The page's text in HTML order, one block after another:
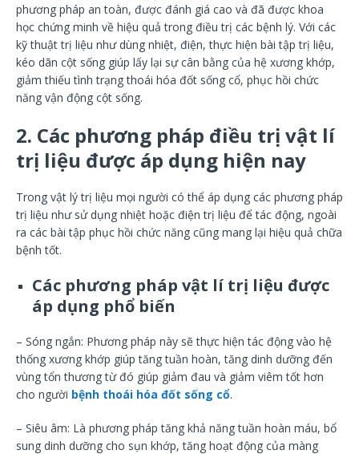
phương pháp an toàn, được đánh giá cao và đã được khoa
học chứng minh về hiệu quả trong điều trị các bệnh lý. Với các
kỹ thuật trị liệu như dùng nhiệt, điện, thực hiện bài tập trị liệu,
kéo dãn cột sống giúp lấy lại sự cân bằng của hệ xương khớp,
giảm thiếu tình trạng thoái hóa đốt sống cổ, phục hồi chức
năng vận động cột sống.
2. Các phương pháp điều trị vật lí
trị liệu được áp dụng hiện nay
Trong vật lý trị liệu mọi người có thể áp dụng các phương pháp
trị liệu như sử dụng nhiệt hoặc điện trị liệu để tác động, ngoài
ra các bài tập phục hồi chức năng cũng mang lại hiệu quả chữa
bệnh tốt.
Các phương pháp vật lí trị liệu được
áp dụng phổ biến
– Sóng ngắn: Phương pháp này sẽ thực hiện tác động vào hệ
thống xương khớp giúp tăng tuần hoàn, tăng dinh dưỡng đến
vùng tổn thương từ đó giúp giảm đau và giảm viêm tốt hơn
cho người bệnh thoái hóa đốt sống cổ.
– Siêu âm: Là phương pháp tăng khả năng tuần hoàn máu, bổ
sung dinh dưỡng cho sụn khớp, tăng hoạt động của màng